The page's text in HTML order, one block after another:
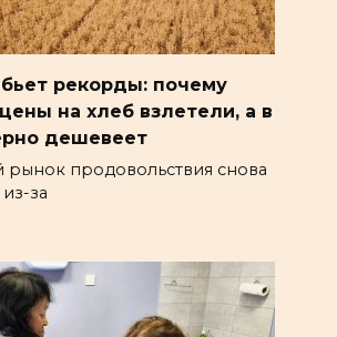
рекорды: почему
на хлеб взлетели, а в
дешевеет
рынок продовольствия снова
за